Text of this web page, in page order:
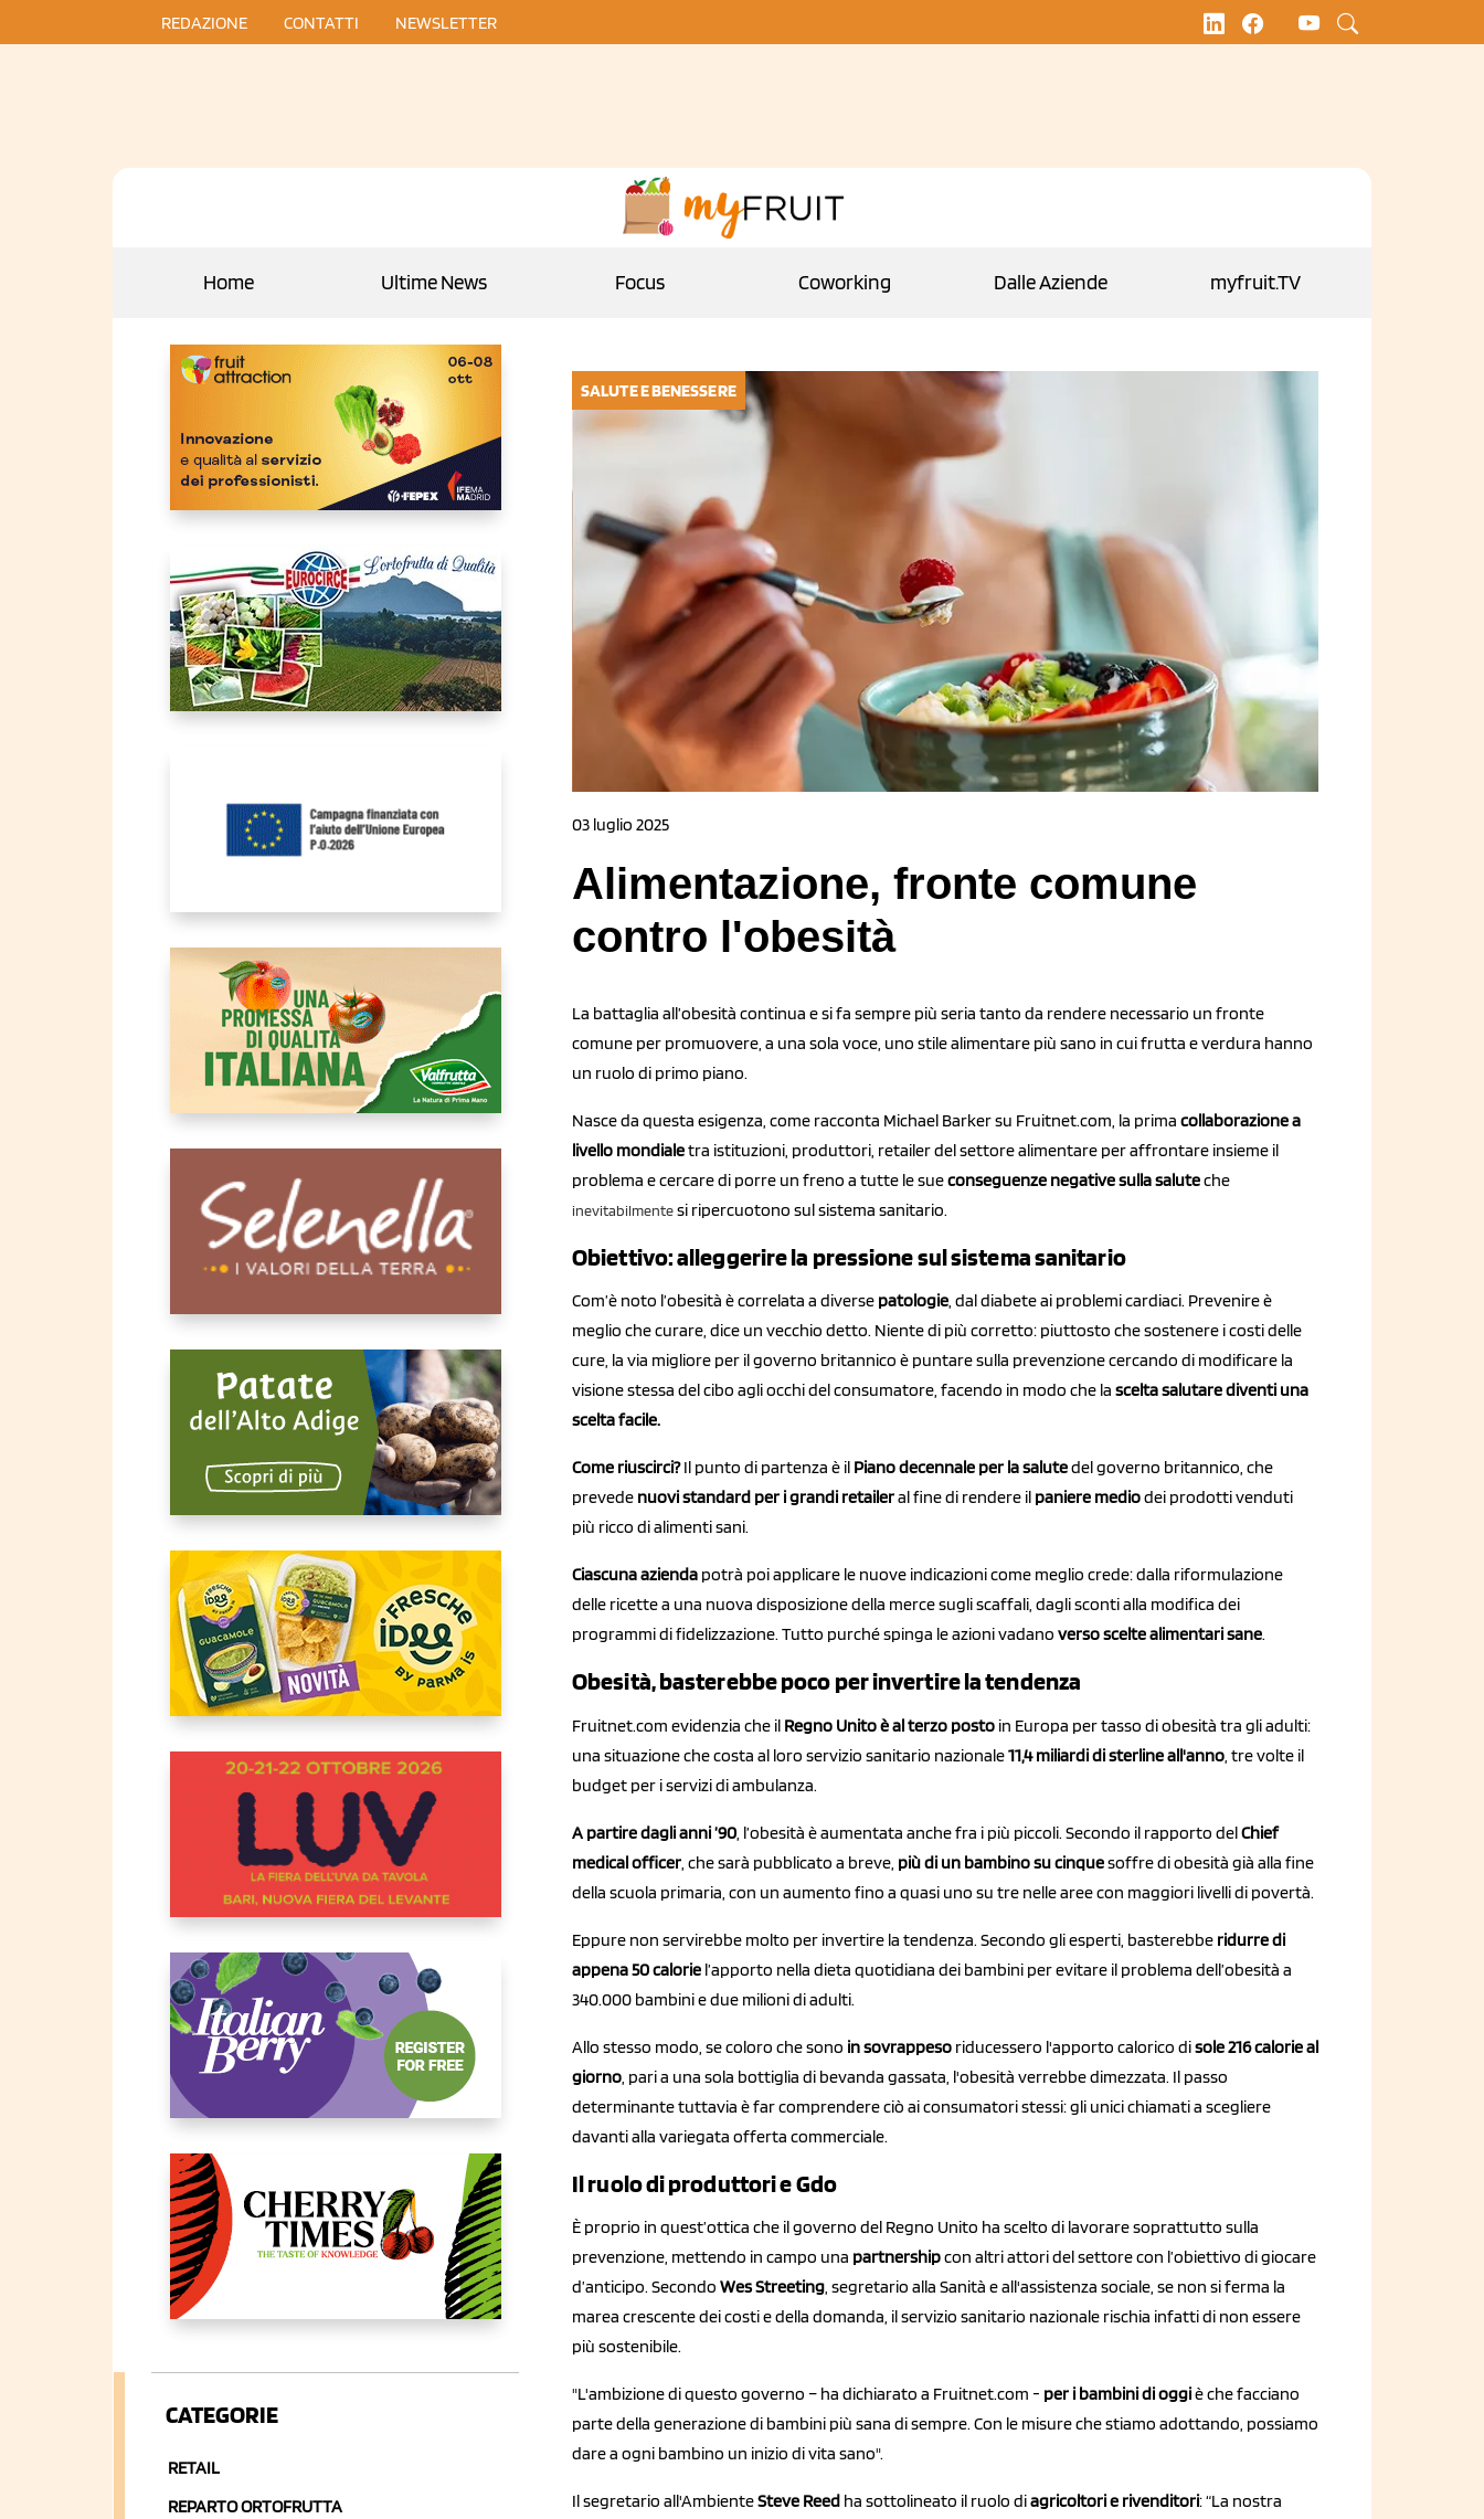
REDAZIONE CONTATTI NEWSLETTER
Home Ultime News Focus Coworking Dalle Aziende myfruit.TV
CATEGORIE
RETAIL
REPARTO ORTOFRUTTA
SALUTE E BENESSERE
03 luglio 2025
Alimentazione, fronte comune
contro l'obesità
La battaglia all’obesità continua e si fa sempre più seria tanto da rendere necessario un fronte
comune per promuovere, a una sola voce, uno stile alimentare più sano in cui frutta e verdura hanno
un ruolo di primo piano.
Nasce da questa esigenza, come racconta Michael Barker su Fruitnet.com, la prima collaborazione a
livello mondialetra istituzioni, produttori, retailer del settore alimentare per affrontare insieme il
problema e cercare di porre un freno a tutte le sueconseguenze negative sulla saluteche
inevitabilmentesi ripercuotono sul sistema sanitario.
Obiettivo: alleggerire la pressione sul sistema sanitario
Com’è noto l’obesità è correlata a diverse patologie, dal diabete ai problemi cardiaci. Prevenire è
meglio che curare, dice un vecchio detto. Niente di più corretto: piuttosto che sostenere i costi delle
cure, la via migliore per il governo britannico è puntare sulla prevenzione cercando di modificare la
visione stessa del cibo agli occhi del consumatore, facendo in modo che la scelta salutare diventi una
scelta facile.
Come riuscirci?Il punto di partenza è il Piano decennale per la salutedel governo britannico, che
prevede nuovi standard per i grandi retaileral fine di rendere il paniere mediodei prodotti venduti
più ricco di alimenti sani.
Ciascuna azienda potrà poi applicare le nuove indicazioni come meglio crede: dalla riformulazione
delle ricette a una nuova disposizione della merce sugli scaffali, dagli sconti alla modifica dei
programmi di fidelizzazione. Tutto purché spinga le azioni vadano verso scelte alimentari sane.
Obesità, basterebbe poco per invertire la tendenza
Fruitnet.com evidenzia che il Regno Unito è al terzo posto in Europa per tasso di obesità tra gli adulti:
una situazione che costa al loro servizio sanitario nazionale11,4 miliardi di sterline all'anno , tre volte il
budget per i servizi di ambulanza.
A partire dagli anni ’90 , l’obesità è aumentata anche fra i più piccoli. Secondo il rapporto delChief
medical officer , che sarà pubblicato a breve, più di un bambino su cinquesoffre di obesità già alla fine
della scuola primaria, con un aumento fino a quasi uno su tre nelle aree con maggiori livelli di povertà.
Eppure non servirebbe molto per invertire la tendenza. Secondo gli esperti, basterebbe ridurre di
appena 50 calorie l’apporto nella dieta quotidiana dei bambini per evitare il problema dell’obesità a
340.000 bambini e due milioni di adulti.
Allo stesso modo, se coloro che sono in sovrappeso riducessero l'apporto calorico disole 216 calorie al
giorno , pari a una sola bottiglia di bevanda gassata, l'obesità verrebbe dimezzata. Il passo
determinante tuttavia è far comprendere ciò ai consumatori stessi: gli unici chiamati a scegliere
davanti alla variegata offerta commerciale.
Il ruolo di produttori e Gdo
È proprio in quest’ottica che il governo del Regno Unito ha scelto di lavorare soprattutto sulla
prevenzione, mettendo in campo una partnershipcon altri attori del settore con l’obiettivo di giocare
d’anticipo. Secondo Wes Streeting, segretario alla Sanità e all'assistenza sociale, se non si ferma la
marea crescente dei costi e della domanda, il servizio sanitario nazionale rischia infatti di non essere
più sostenibile.
"L'ambizione di questo governo – ha dichiarato a Fruitnet.com - per i bambini di oggiè che facciano
parte della generazione di bambini più sana di sempre. Con le misure che stiamo adottando, possiamo
dare a ogni bambino un inizio di vita sano".
Il segretario all'AmbienteSteve Reed ha sottolineato il ruolo diagricoltori e rivenditori: “La nostra